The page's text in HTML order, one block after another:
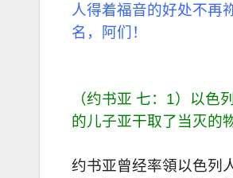
人得着福音的好处不再
名，阿们！
（约书亚 七：1）以色
的儿子亚干取了当灭的
约书亚曾经率領以色列